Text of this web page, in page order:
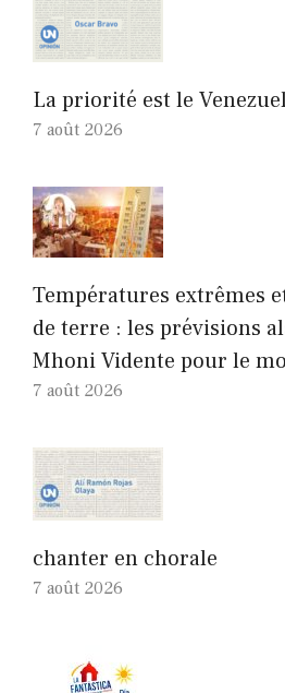
La priorité est le
7 août 2026
Températures extrêmes
de terre : les prévisions
Mhoni Vidente pour le
7 août 2026
chanter en chorale
7 août 2026